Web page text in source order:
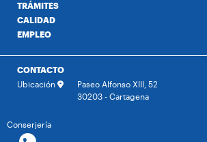
TRÁMITES
CALIDAD
EMPLEO
CONTACTO
Ubicación
Paseo Alfonso XIII, 52
30203 - Cartagena
Conserjería